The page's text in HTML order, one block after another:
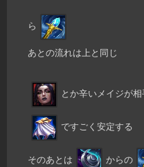
ら
あとの流れは上と同じ
とか辛いメイジが
ですごく安定する
そのあとは からの